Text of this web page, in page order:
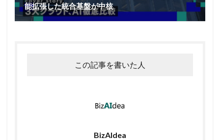
能拡張した統合基盤が中核
この記事を書いた人
BizAIdea